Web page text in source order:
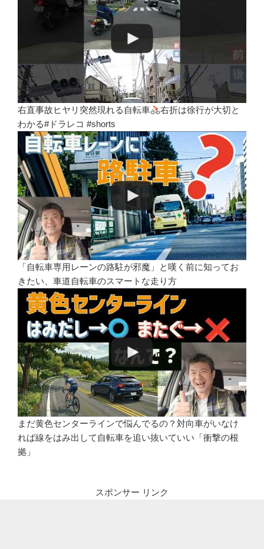
右直事故ヒヤリ突然現れる自転車
右折は徐行が大切と
わかる#ドラレコ #shorts
「自転車専用レーンの路駐が邪魔」と嘆く前に知ってお
きたい、車道自転車のスマートな走り方
まだ黄色センターラインで悩んでるの？対向車がいなけ
れば線をはみ出して自転車を追い抜いていい「衝撃の根
拠」
スポンサー リンク